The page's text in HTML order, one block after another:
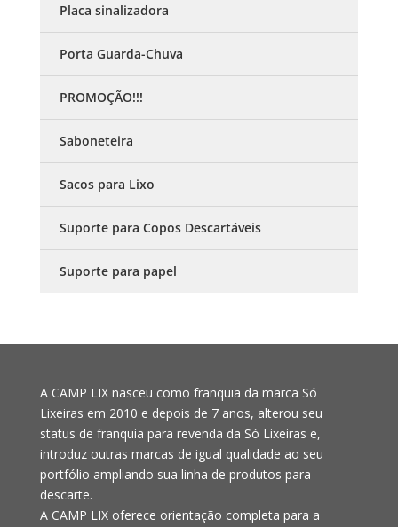
Placa sinalizadora
Porta Guarda-Chuva
PROMOÇÃO!!!
Saboneteira
Sacos para Lixo
Suporte para Copos Descartáveis
Suporte para papel
A CAMP LIX nasceu como franquia da marca Só
Lixeiras em 2010 e depois de 7 anos, alterou seu
status de franquia para revenda da Só Lixeiras e,
introduz outras marcas de igual qualidade ao seu
portfólio ampliando sua linha de produtos para
descarte.
A CAMP LIX oferece orientação completa para a